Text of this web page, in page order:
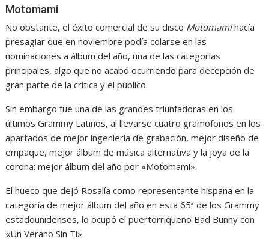
Motomami
No obstante, el éxito comercial de su disco Motomamihacía
presagiar que en noviembre podía colarse en las
nominaciones a álbum del año, una de las categorías
principales, algo que no acabó ocurriendo para decepción de
gran parte de la crítica y el público.
Sin embargo fue una de las grandes triunfadoras en los
últimos Grammy Latinos, al llevarse cuatro gramófonos en los
apartados de mejor ingeniería de grabación, mejor diseño de
empaque, mejor álbum de música alternativa y la joya de la
corona: mejor álbum del año por «Motomami».
El hueco que dejó Rosalía como representante hispana en la
categoría de mejor álbum del año en esta 65ª de los Grammy
estadounidenses, lo ocupó el puertorriqueño Bad Bunny con
«Un Verano Sin Ti».